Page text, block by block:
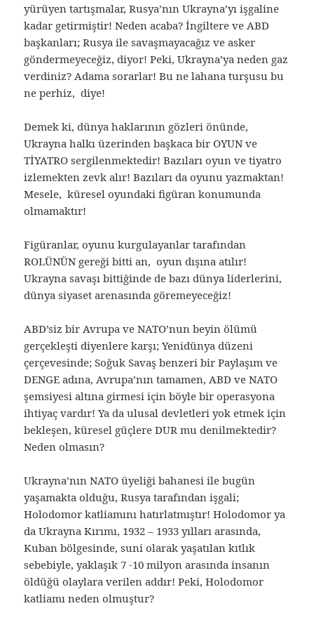
yürüyen tartışmalar, Rusya’nın Ukrayna’yı işgaline
kadar getirmiştir! Neden acaba? İngiltere ve ABD
başkanları; Rusya ile savaşmayacağız ve asker
göndermeyeceğiz, diyor! Peki, Ukrayna’ya neden gaz
verdiniz? Adama sorarlar! Bu ne lahana turşusu bu
ne perhiz, diye!
Demek ki, dünya haklarının gözleri önünde,
Ukrayna halkı üzerinden başkaca bir OYUN ve
TİYATRO sergilenmektedir! Bazıları oyun ve tiyatro
izlemekten zevk alır! Bazıları da oyunu yazmaktan!
Mesele, küresel oyundaki figüran konumunda
olmamaktır!
Figüranlar, oyunu kurgulayanlar tarafından
ROLÜNÜN gereği bitti an, oyun dışına atılır!
Ukrayna savaşı bittiğinde de bazı dünya liderlerini,
dünya siyaset arenasında göremeyeceğiz!
ABD’siz bir Avrupa ve NATO’nun beyin ölümü
gerçekleşti diyenlere karşı; Yenidünya düzeni
çerçevesinde; Soğuk Savaş benzeri bir Paylaşım ve
DENGE adına, Avrupa’nın tamamen, ABD ve NATO
şemsiyesi altına girmesi için böyle bir operasyona
ihtiyaç vardır! Ya da ulusal devletleri yok etmek için
bekleşen, küresel güçlere DUR mu denilmektedir?
Neden olmasın?
Ukrayna’nın NATO üyeliği bahanesi ile bugün
yaşamakta olduğu, Rusya tarafından işgali;
Holodomor katliamını hatırlatmıştır! Holodomor ya
da Ukrayna Kırımı, 1932 – 1933 yılları arasında,
Kuban bölgesinde, suni olarak yaşatılan kıtlık
sebebiyle, yaklaşık 7 -10 milyon arasında insanın
öldüğü olaylara verilen addır! Peki, Holodomor
katliamı neden olmuştur?